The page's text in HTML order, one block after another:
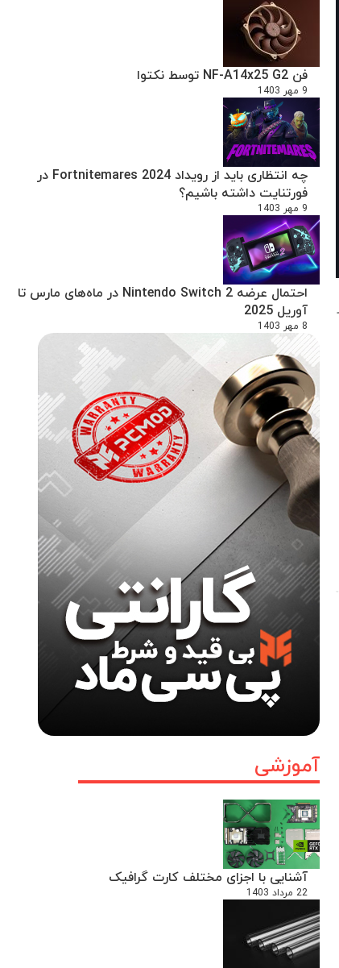
فن NF-A14x25 G2 توسط نکتوا
9 مهر 1403
چه انتظاری باید از رویداد Fortnitemares 2024 در
فورتنایت داشته باشیم؟
9 مهر 1403
احتمال عرضه Nintendo Switch 2 در ماه‌های مارس تا
آوریل 2025
8 مهر 1403
آموزشی
آشنایی با اجزای مختلف کارت گرافیک
22 مرداد 1403